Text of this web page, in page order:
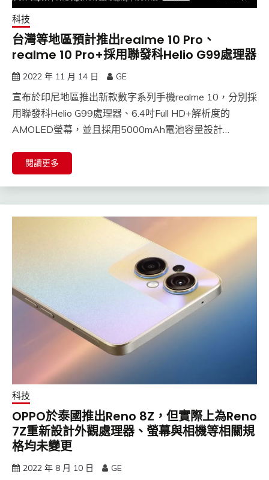
科技
台灣等地區預計推出realme 10 Pro、
realme 10 Pro+採用聯發科Helio G99處理器
2022 年 11 月 14 日 GE
宣布於印尼地區推出新款數字系列手機realme 10，分別採
用聯發科Helio G99處理器、6.4吋Full HD+解析度的
AMOLED螢幕，並且採用5000mAh電池容量設計…
閱讀更多
科技
OPPO於泰國推出Reno 8Z，但實際上為Reno
7Z重新設計外觀處理器、螢幕與相機等相關規
格均未變更
2022 年 8 月 10 日 GE